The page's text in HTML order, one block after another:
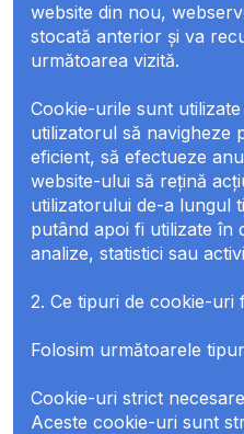
website din nou,
stocată anterior și va
următoarea vizită.
Cookie-urile sunt
utilizatorul să navigheze
eficient, să efectueze
website-ului să rețină
utilizatorului de-a lungul
putând apoi fi utilizate în
analize, statistici sau
2. Ce tipuri de cookie-uri
Folosim următoarele
Cookie-uri strict necesare
Aceste cookie-uri sunt